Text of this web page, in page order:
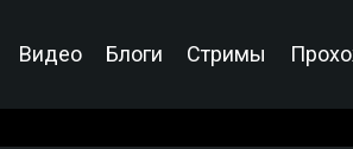
Видео Блоги Стримы